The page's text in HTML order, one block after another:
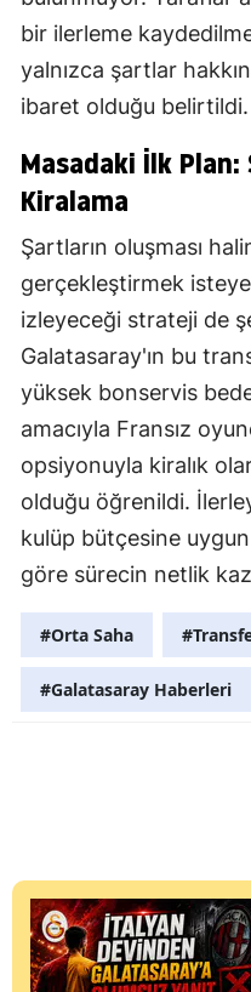
bir ilerleme
yalnızca şartlar
ibaret olduğu belirtildi.
Masadaki İlk Plan:
Kiralama
Şartların oluşması
gerçekleştirmek
izleyeceği strateji de
Galatasaray'ın bu
yüksek bonservis
amacıyla Fransız
opsiyonuyla kiralık
olduğu öğrenildi.
kulüp bütçesine
göre sürecin netlik
#Orta Saha
#Galatasaray Haberleri